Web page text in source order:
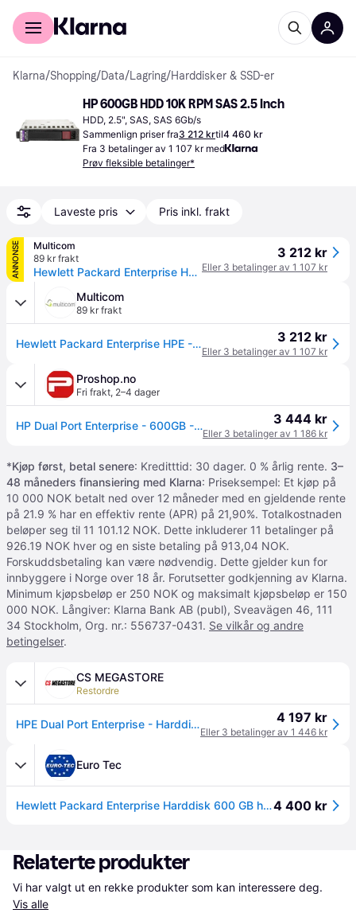
For kunder
Klarna/Shopping/Data/Lagring/Harddisker & SSD-er
HP 600GB HDD 10K RPM SAS 2.5 Inch
HDD, 2.5", SAS, SAS 6Gb/s
Sammenlign priser fra3 212 krtil4 460 kr
Fra 3 betalinger av 1 107 kr med
Prøv fleksible betalinger*
Laveste pris Pris inkl. frakt
ANNONSE
Multicom
89 kr frakt
Hewlett Packard Enterprise HPE - harddisk - 600 GB - SAS 6Gb/s (730702-001)
3 212 kr
Eller 3 betalinger av 1 107 kr
Multicom
89 kr frakt
Hewlett Packard Enterprise HPE - harddisk - 600 GB - SAS 6Gb/s (730702-001) 3 212 kr
Eller 3 betalinger av 1 107 kr
Proshop.no
Fri frakt, 2–4 dager
HP Dual Port Enterprise - 600GB - 600GB - Harddisk - C8S58A - SAS2 - 2.5" 3 444 kr
Eller 3 betalinger av 1 186 kr
*Kjøp først, betal senere: Kreditttid: 30 dager. 0 % årlig rente. 3–
48 måneders finansiering med Klarna: Priseksempel: Et kjøp på
10 000 NOK betalt ned over 12 måneder med en gjeldende rente
på 21.9 % har en effektiv rente (APR) på 21,90%. Totalkostnaden
beløper seg til 11 101.12 NOK. Dette inkluderer 11 betalinger på
926.19 NOK hver og en siste betaling på 913,04 NOK.
Forskuddsbetaling kan være nødvendig. Dette gjelder kun for
innbyggere i Norge over 18 år. Forutsetter godkjenning av Klarna.
Minimum kjøpsbeløp er 250 NOK og maksimalt kjøpsbeløp er 150
000 NOK. Långiver: Klarna Bank AB (publ), Sveavägen 46, 111
34 Stockholm, Org. nr.: 556737-0431. Se vilkår og andre
betingelser.
CS MEGASTORE
Restordre
HPE Dual Port Enterprise - Harddisk - 600 GB - hot-swap - 2.5 SFF - SAS 6Gb/s - 10000 rpm - for HPE P2000, P2000 G3 Modular Smart Array 1040, 2040, 2040 10Gb, P2000 2.5-in, P2000 G3 4 197 kr
Eller 3 betalinger av 1 446 kr
Euro Tec
Hewlett Packard Enterprise Harddisk 600 GB hot-swap 2,5" (C8S58A)4 400 kr
Relaterte produkter
Vis alle